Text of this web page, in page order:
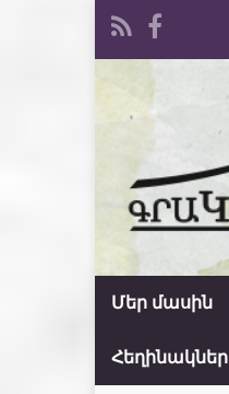
Մեր մասին
Հեղինակներ